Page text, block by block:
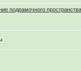
подрамочного пространства
4